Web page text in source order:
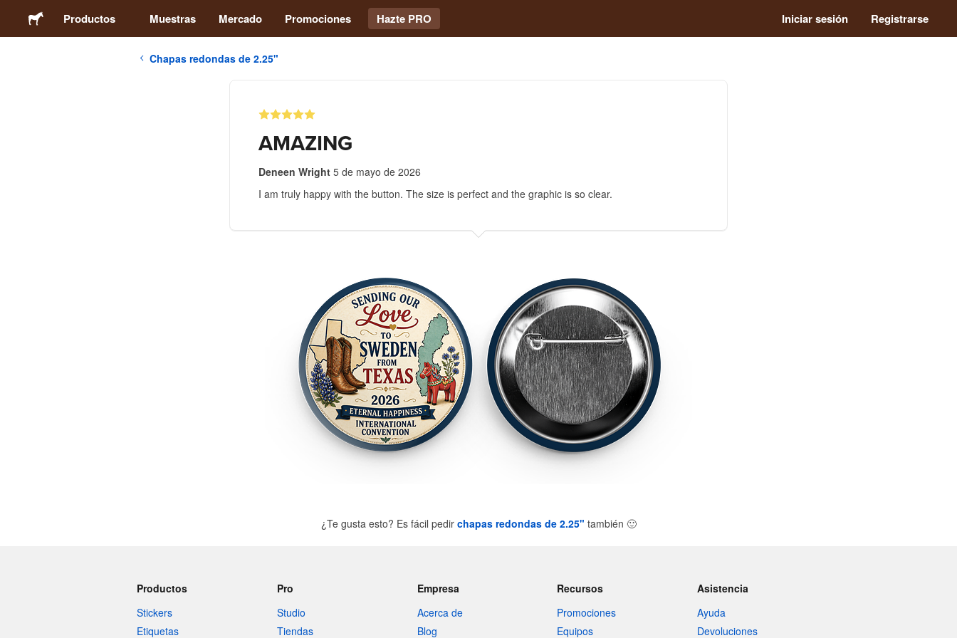
Productos Muestras Mercado Promociones Hazte PRO Iniciar sesión Registrarse
Chapas redondas de 2.25"
AMAZING
Deneen Wright 5 de mayo de 2026
I am truly happy with the button. The size is perfect and the graphic is so clear.
¿Te gusta esto? Es fácil pedir chapas redondas de 2.25" también 🙂
Productos
Stickers
Etiquetas
Pro
Studio
Tiendas
Empresa
Acerca de
Blog
Recursos
Promociones
Equipos
Asistencia
Ayuda
Devoluciones